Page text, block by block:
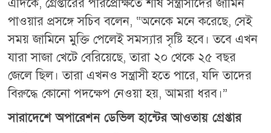
এদিকে, গ্রেপ্তারের পরিপ্রেক্ষিতে শীর্ষ সন্ত্রাসীদের জামিন
পাওয়ার প্রসঙ্গে সচিব বলেন, “অনেকে মনে করেছে, সেই
সময় জামিনে মুক্তি পেলেই সমস্যার সৃষ্টি হবে। তবে এখন
যারা সাজা খেটে বেরিয়েছে, তারা ২০ থেকে ২৫ বছর
জেলে ছিল। তারা এখনও সন্ত্রাসী হতে পারে, যদি তাদের
বিরুদ্ধে কোনো পদক্ষেপ নেওয়া হয়, আমরা ধরব।”
সারাদেশে অপারেশন ডেভিল হান্টের আওতায় গ্রেপ্তার